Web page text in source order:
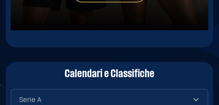
Calendari e Classifiche